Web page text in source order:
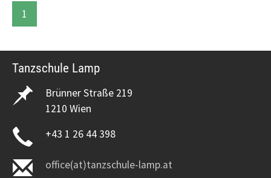
1
Tanzschule Lamp
Brünner Straße 219
1210 Wien
+43 1 26 44 398
office(at)tanzschule-lamp.at